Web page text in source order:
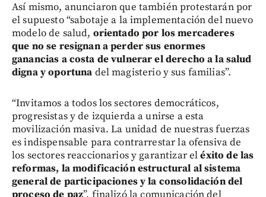
Así mismo, anunciaron que también protestarán por
el supuesto “sabotaje a la implementación del nuevo
modelo de salud, orientado por los mercaderes
que no se resignan a perder sus enormes
ganancias a costa de vulnerar el derecho a la salud
digna y oportuna del magisterio y sus familias”.
“Invitamos a todos los sectores democráticos,
progresistas y de izquierda a unirse a esta
movilización masiva. La unidad de nuestras fuerzas
es indispensable para contrarrestar la ofensiva de
los sectores reaccionarios y garantizar eléxito de las
reformas, la modificación estructural al sistema
general de participaciones y la consolidación del